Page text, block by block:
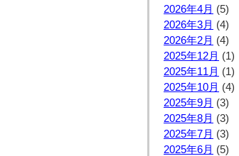
2026年4月 (5)
2026年3月 (4)
2026年2月 (4)
2025年12月 (1)
2025年11月 (1)
2025年10月 (4)
2025年9月 (3)
2025年8月 (3)
2025年7月 (3)
2025年6月 (5)